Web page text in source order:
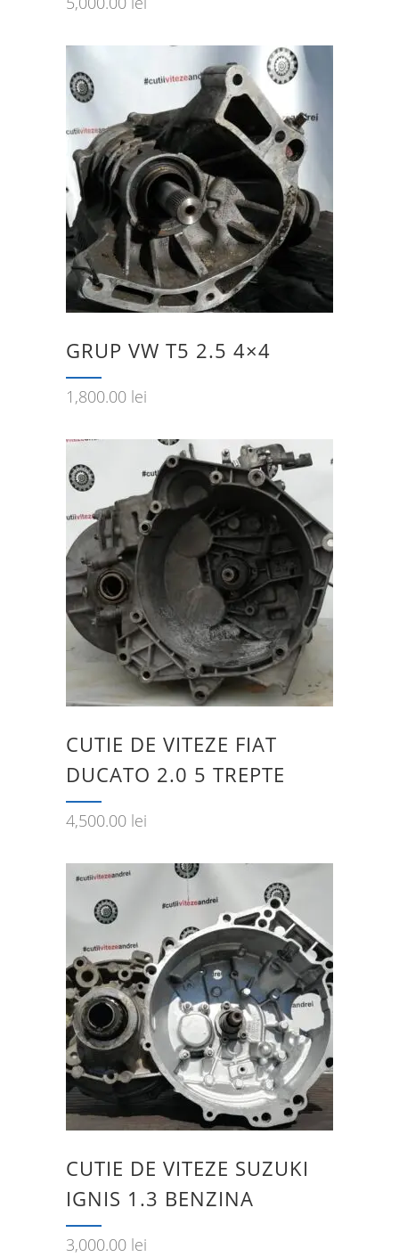
GRUP VW T5 2.5 4×4
1,800.00 lei
CUTIE DE VITEZE FIAT
DUCATO 2.0 5 TREPTE
4,500.00 lei
CUTIE DE VITEZE SUZUKI
IGNIS 1.3 BENZINA
3,000.00 lei